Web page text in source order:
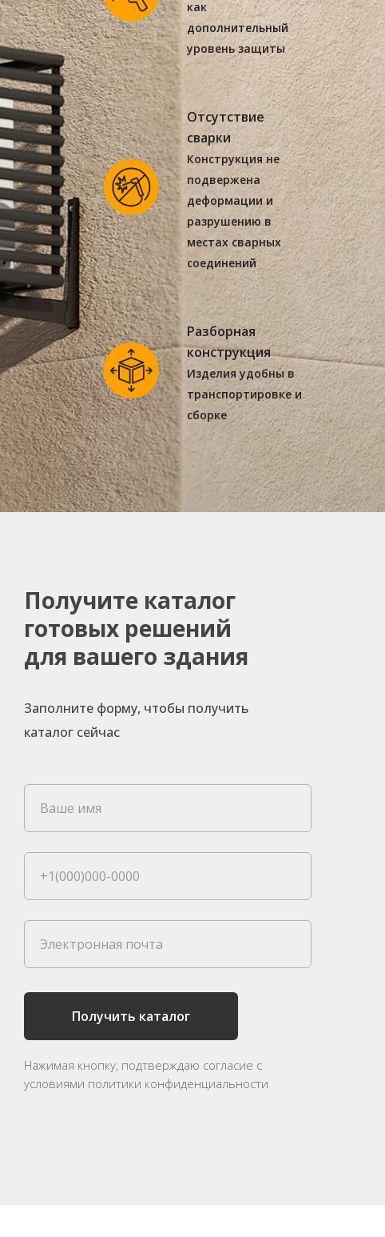
как
дополнительный
уровень защиты
Отсутствие
сварки
Конструкция не
подвержена
деформации и
разрушению в
местах сварных
соединений
Разборная
конструкция
Изделия удобны в
транспортировке и
сборке
Получите каталог
готовых решений
для вашего здания
Заполните форму, чтобы получить
каталог сейчас
Ваше имя
+1(000)000-0000
Электронная почта
Получить каталог
Нажимая кнопку, подтверждаю согласие с
условиями политики конфиденциальности